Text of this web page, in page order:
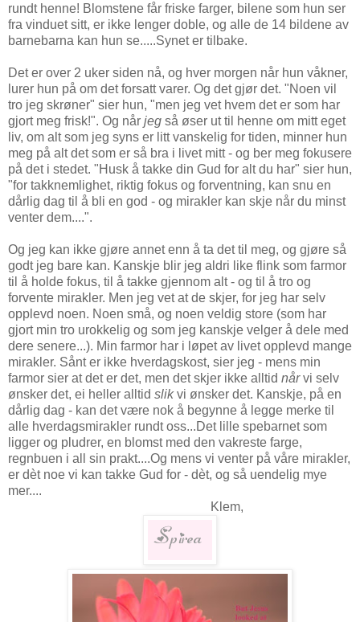
rundt henne! Blomstene får friske farger, bilene som hun ser
fra vinduet sitt, er ikke lenger doble, og alle de 14 bildene av
barnebarna kan hun se.....Synet er tilbake.
Det er over 2 uker siden nå, og hver morgen når hun våkner,
lurer hun på om det forsatt varer. Og det gjør det. "Noen vil
tro jeg skrøner" sier hun, "men jeg vet hvem det er som har
gjort meg frisk!". Og når jeg så øser ut til henne om mitt eget
liv, om alt som jeg syns er litt vanskelig for tiden, minner hun
meg på alt det som er så bra i livet mitt - og ber meg fokusere
på det i stedet. "Husk å takke din Gud for alt du har" sier hun,
"for takknemlighet, riktig fokus og forventning, kan snu en
dårlig dag til å bli en god - og mirakler kan skje når du minst
venter dem....".
Og jeg kan ikke gjøre annet enn å ta det til meg, og gjøre så
godt jeg bare kan. Kanskje blir jeg aldri like flink som farmor
til å holde fokus, til å takke gjennom alt - og til å tro og
forvente mirakler. Men jeg vet at de skjer, for jeg har selv
opplevd noen. Noen små, og noen veldig store (som har
gjort min tro urokkelig og som jeg kanskje velger å dele med
dere senere...). Min farmor har i løpet av livet opplevd mange
mirakler. Sånt er ikke hverdagskost, sier jeg - mens min
farmor sier at det er det, men det skjer ikke alltid nårvi selv
ønsker det, ei heller alltid slikvi ønsker det. Kanskje, på en
dårlig dag - kan det være nok å begynne å legge merke til
alle hverdagsmirakler rundt oss...Det lille spebarnet som
ligger og pludrer, en blomst med den vakreste farge,
regnbuen i all sin prakt....Og mens vi venter på våre mirakler,
er dèt noe vi kan takke Gud for - dèt, og så uendelig mye
mer....
Klem,